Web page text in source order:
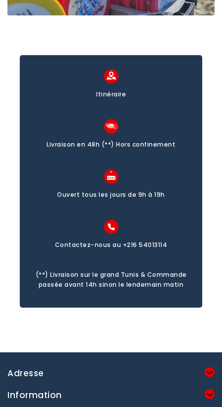
Itinéraire
Livraison en 48h (**) Hors confinement
Ouvert tous les jours de 9h à 19h
Contactez-nous au +216 54013114
(**) Livraison sur le grand Tunis & Commande
passée avant 14h sinon le lendemain matin
Adresse
Information